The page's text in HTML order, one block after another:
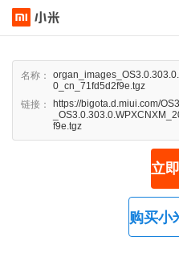
名称：
0_cn_71fd5d2f9e.tgz
链接：
https://bigota.d.miui.com/
f9e.tgz
立
购买小